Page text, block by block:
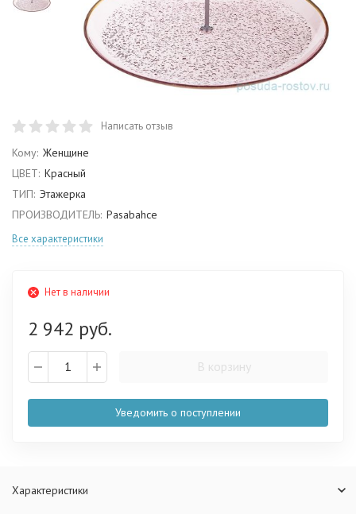
Написать отзыв
Кому: Женщине
ЦВЕТ: Красный
ТИП: Этажерка
ПРОИЗВОДИТЕЛЬ: Pasabahce
Все характеристики
Нет в наличии
2 942 руб.
В корзину
Уведомить о поступлении
Характеристики